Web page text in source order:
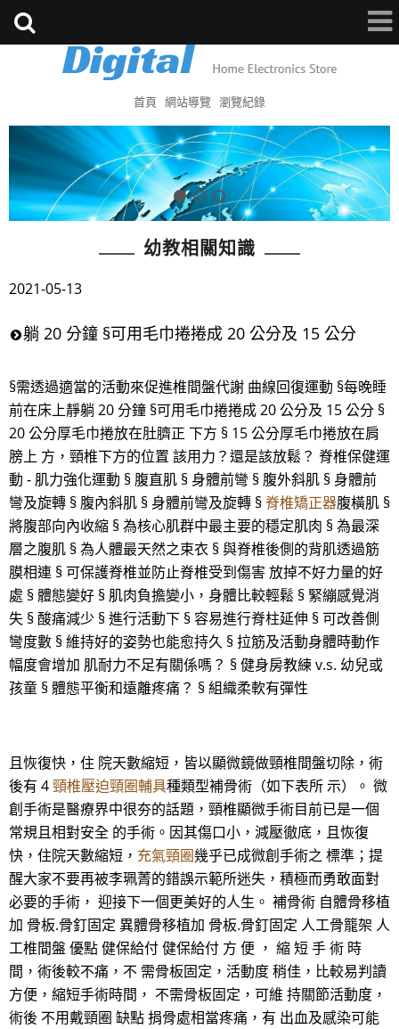
首頁 網站導覽 瀏覽紀錄
幼教相關知識
2021-05-13
躺 20 分鐘 §可用毛巾捲捲成 20 公分及 15 公分
§需透過適當的活動來促進椎間盤代謝 曲線回復運動 §每晚睡
前在床上靜躺 20 分鐘 §可用毛巾捲捲成 20 公分及 15 公分 §
20 公分厚毛巾捲放在肚臍正 下方 § 15 公分厚毛巾捲放在肩
膀上 方，頸椎下方的位置 該用力？還是該放鬆？ 脊椎保健運
動 - 肌力強化運動 § 腹直肌 § 身體前彎 § 腹外斜肌 § 身體前
彎及旋轉 § 腹內斜肌 § 身體前彎及旋轉 §脊椎矯正器腹橫肌 §
將腹部向內收縮 § 為核心肌群中最主要的穩定肌肉 § 為最深
層之腹肌 § 為人體最天然之束衣 § 與脊椎後側的背肌透過筋
膜相連 § 可保護脊椎並防止脊椎受到傷害 放掉不好力量的好
處 § 體態變好 § 肌肉負擔變小，身體比較輕鬆 § 緊繃感覺消
失 § 酸痛減少 § 進行活動下 § 容易進行脊柱延伸 § 可改善側
彎度數 § 維持好的姿勢也能愈持久 § 拉筋及活動身體時動作
幅度會增加 肌耐力不足有關係嗎？ § 健身房教練 v.s. 幼兒或
孩童 § 體態平衡和遠離疼痛？ § 組織柔軟有彈性
且恢復快，住 院天數縮短，皆以顯微鏡做頸椎間盤切除，術
後有 4頸椎壓迫頸圈輔具種類型補骨術（如下表所 示）。 微
創手術是醫療界中很夯的話題，頸椎顯微手術目前已是一個
常規且相對安全 的手術。因其傷口小，減壓徹底，且恢復
快，住院天數縮短， 充氣頸圈幾乎已成微創手術之 標準；提
醒大家不要再被李珮菁的錯誤示範所迷失，積極而勇敢面對
必要的手術， 迎接下一個更美好的人生。 補骨術 自體骨移植
加 骨板.骨釘固定 異體骨移植加 骨板.骨釘固定 人工骨籠架 人
工椎間盤 優點 健保給付 健保給付 方 便 ， 縮 短 手 術 時
間，術後較不痛，不 需骨板固定，活動度 稍佳，比較易判讀
方便，縮短手術時間， 不需骨板固定，可維 持關節活動度，
術後 不用戴頸圈 缺點 捐骨處相當疼痛，有 出血及感染可能